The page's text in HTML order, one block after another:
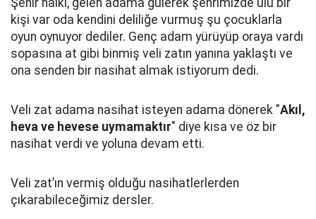
Şehir halkı, gelen adama gülerek şehrimizde ulu bir
kişi var oda kendini deliliğe vurmuş şu çocuklarla
oyun oynuyor dediler. Genç adam yürüyüp oraya vardı
sopasına at gibi binmiş veli zatın yanına yaklaştı ve
ona senden bir nasihat almak istiyorum dedi.
Veli zat adama nasihat isteyen adama dönerek "Akıl,
heva ve hevese uymamaktır" diye kısa ve öz bir
nasihat verdi ve yoluna devam etti.
Veli zat’ın vermiş olduğu nasihatlerlerden
çıkarabileceğimiz dersler.